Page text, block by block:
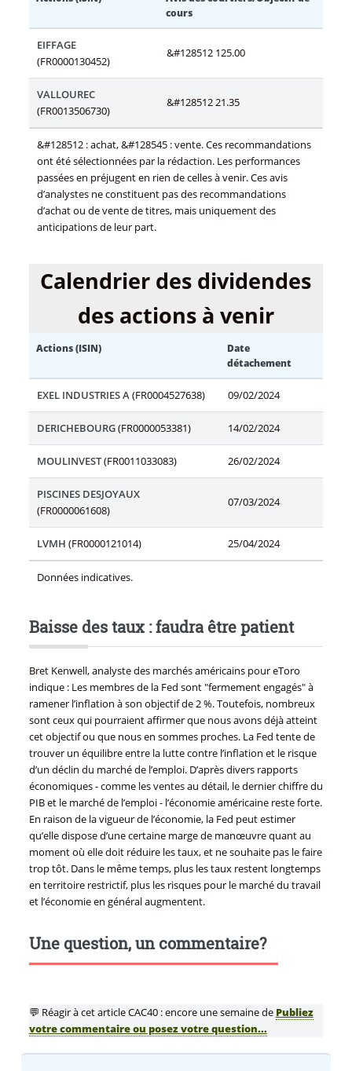
cours
EIFFAGE
(FR0000130452)
&#128512 125.00
VALLOUREC
(FR0013506730)
&#128512 21.35
&#128512 : achat, &#128545 : vente. Ces recommandations
ont été sélectionnées par la rédaction. Les performances
passées en préjugent en rien de celles à venir. Ces avis
d’analystes ne constituent pas des recommandations
d’achat ou de vente de titres, mais uniquement des
anticipations de leur part.
Calendrier des dividendes
des actions à venir
Actions (ISIN)
Date
détachement
EXEL INDUSTRIES A(FR0004527638) 09/02/2024
DERICHEBOURG(FR0000053381) 14/02/2024
MOULINVEST(FR0011033083) 26/02/2024
PISCINES DESJOYAUX
(FR0000061608)
07/03/2024
LVMH (FR0000121014) 25/04/2024
Données indicatives.
Baisse des taux : faudra être patient
Bret Kenwell, analyste des marchés américains pour eToro
indique : Les membres de la Fed sont "fermement engagés" à
ramener l’inflation à son objectif de 2 %. Toutefois, nombreux
sont ceux qui pourraient affirmer que nous avons déjà atteint
cet objectif ou que nous en sommes proches. La Fed tente de
trouver un équilibre entre la lutte contre l’inflation et le risque
d’un déclin du marché de l’emploi. D’après divers rapports
économiques - comme les ventes au détail, le dernier chiffre du
PIB et le marché de l’emploi - l’économie américaine reste forte.
En raison de la vigueur de l’économie, la Fed peut estimer
qu’elle dispose d’une certaine marge de manœuvre quant au
moment où elle doit réduire les taux, et ne souhaite pas le faire
trop tôt. Dans le même temps, plus les taux restent longtemps
en territoire restrictif, plus les risques pour le marché du travail
et l’économie en général augmentent.
Une question, un commentaire?
💬 Réagir à cet article CAC40 : encore une semaine de Publiez
votre commentaire ou posez votre question...